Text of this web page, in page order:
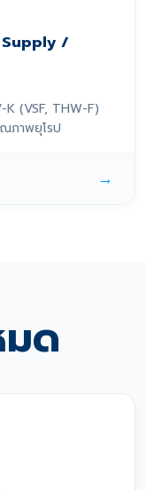
/
(VSF, THW-F)
ภาพยุโรป
→
ด